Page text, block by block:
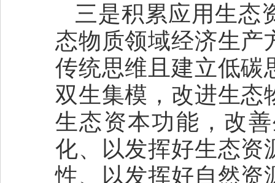
三是积累应用生态
态物质领域经济生产
传统思维且建立低碳
双生集模，改进生态
生态资本功能，改
化、以发挥好生态资
性、以发挥好自然资